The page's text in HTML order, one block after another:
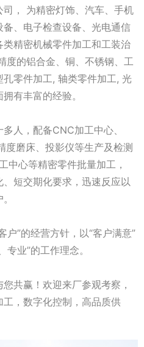
， 为精密灯饰、汽车、手机
、电子检查设备、光电通信
精密机械零件加工和工装治
度的铝合金、铜、不锈钢、工
零件加工, 轴类零件加工, 光
有丰富的经验。
人，配备CNC加工中心、
度磨床、投影仪等生产及检测
中心等精密零件批量加工，
短交期化要求，迅速反应以
户”的经营方针，以“客户满意”
业”的工作理念。
共赢！欢迎来厂参观考察，
，数字化控制，高品质供